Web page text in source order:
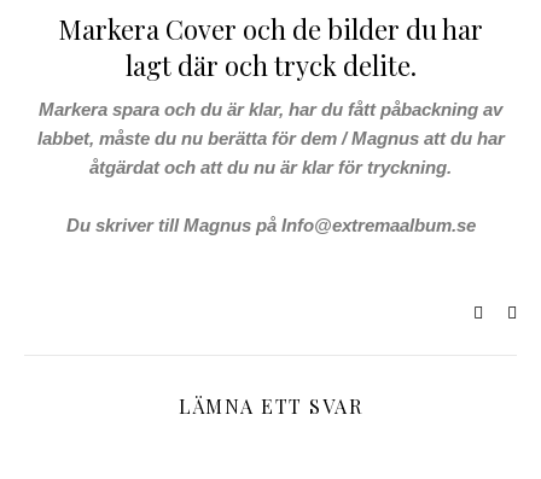
Markera Cover och de bilder du har
lagt där och tryck delite.
Markera spara och du är klar, har du fått påbackning av
labbet, måste du nu berätta för dem / Magnus att du har
åtgärdat och att du nu är klar för tryckning.
Du skriver till Magnus på Info@extremaalbum.se
LÄMNA ETT SVAR